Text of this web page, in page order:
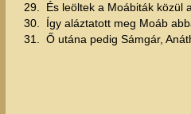
29.
És leöltek a Moábiták közül
30.
Így aláztatott meg Moáb
31.
Ő utána pedig Sámgár,